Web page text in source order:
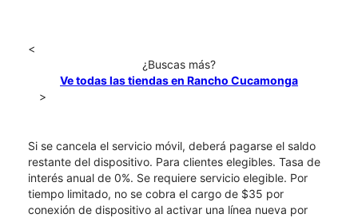
<
¿Buscas más?
Ve todas las tiendas en Rancho Cucamonga
>
Si se cancela el servicio móvil, deberá pagarse el saldo
restante del dispositivo. Para clientes elegibles. Tasa de
interés anual de 0%. Se requiere servicio elegible. Por
tiempo limitado, no se cobra el cargo de $35 por
conexión de dispositivo al activar una línea nueva por